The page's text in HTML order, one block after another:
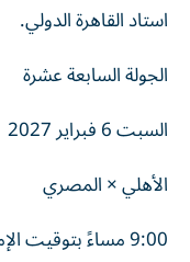
استاد القاهرة الدولي.
الجولة السابعة عشرة
السبت 6 فبراير 2027
الأهلي × المصري
9:00 مساءً بتوقيت الإمارات